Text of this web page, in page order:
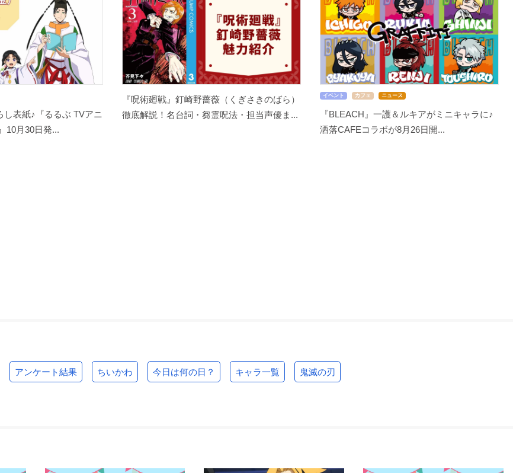
し表紙♪『るるぶ TVアニ
10月30日発...
『呪術廻戦』釘崎野薔薇（くぎさきのばら）
徹底解説！名台詞・芻霊呪法・担当声優ま...
イベント カフェ ニュース
『BLEACH』一護＆ルキアがミニキャラに♪
洒落CAFEコラボが8月26日開...
アンケート結果 ちいかわ 今日は何の日？ キャラ一覧 鬼滅の刃